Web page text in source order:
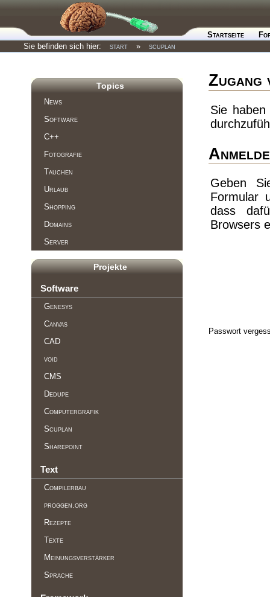
Startseite
Sie befinden sich hier:
start » scuplan
Topics
News
Software
C++
Fotografie
Tauchen
Urlaub
Shopping
Domains
Server
Projekte
Software
Genesys
Canvas
CAD
void
CMS
Dedupe
Computergrafik
Scuplan
Sharepoint
Text
Compilerbau
proggen.org
Rezepte
Texte
Meinungsverstärker
Sprache
Zugang
Sie
Geben
Formular
dass
Browsers
Passwort